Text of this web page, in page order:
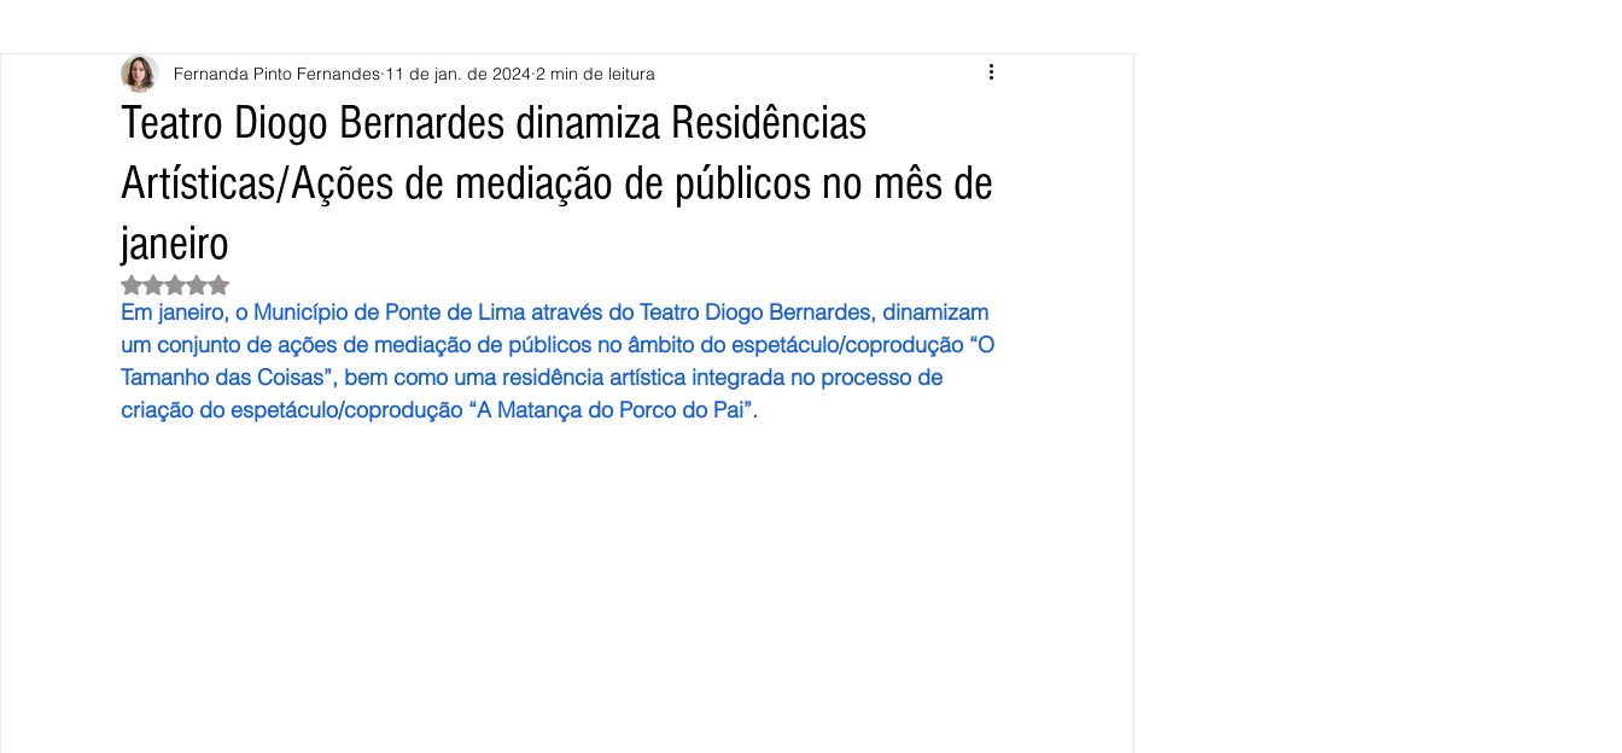
Vila Nova de Cerveira Monção Valença Melgaço
Terras de Bouro Póvoa de Lanhoso Vieira do Minho Vila Verde Braga Barcelos Regional Nacional
Continente União Europeia
Teatro Diogo Bernardes dinamiza Residências
Artísticas/Ações de mediação de públicos no mês de
janeiro
Fernanda Pinto Fernandes 11 de jan. de 2024 2 min de leitura
Avaliado com NaN de 5 estrelas.
Em janeiro, o Município de Ponte de Lima através do Teatro Diogo Bernardes, dinamizam
um conjunto de ações de mediação de públicos no âmbito do espetáculo/coprodução “O
Tamanho das Coisas”, bem como uma residência artística integrada no processo de
criação do espetáculo/coprodução “A Matança do Porco do Pai”.